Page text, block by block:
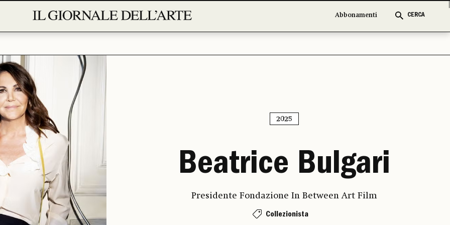
Abbonamenti CERCA
2025
Beatrice Bulgari
Presidente Fondazione In Between Art Film
Collezionista